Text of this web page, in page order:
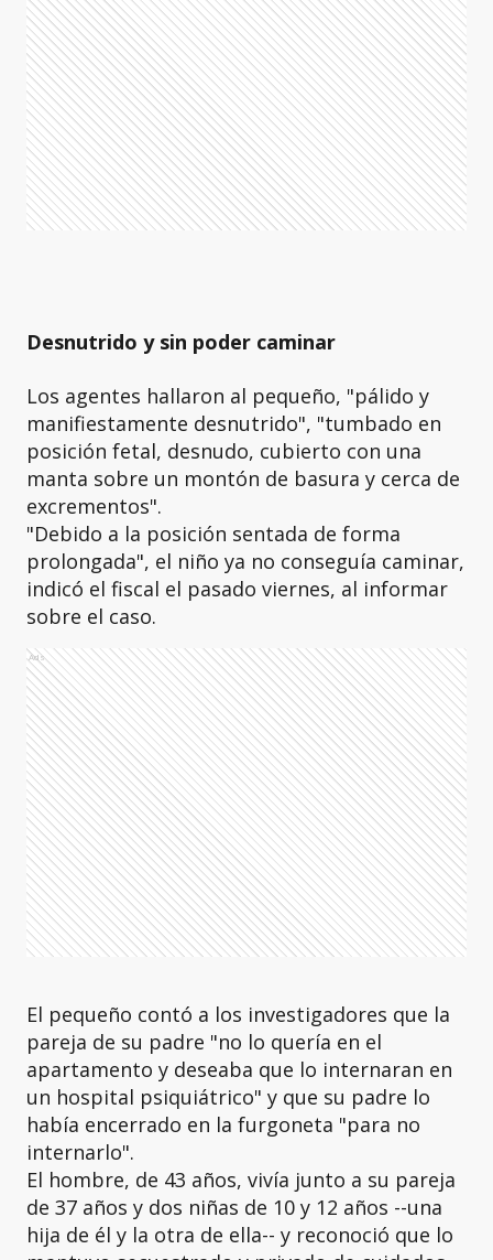
Desnutrido y sin poder caminar
Los agentes hallaron al pequeño, "pálido y
manifiestamente desnutrido", "tumbado en
posición fetal, desnudo, cubierto con una
manta sobre un montón de basura y cerca de
excrementos".
"Debido a la posición sentada de forma
prolongada", el niño ya no conseguía caminar,
indicó el fiscal el pasado viernes, al informar
sobre el caso.
Ads
El pequeño contó a los investigadores que la
pareja de su padre "no lo quería en el
apartamento y deseaba que lo internaran en
un hospital psiquiátrico" y que su padre lo
había encerrado en la furgoneta "para no
internarlo".
El hombre, de 43 años, vivía junto a su pareja
de 37 años y dos niñas de 10 y 12 años --una
hija de él y la otra de ella-- y reconoció que lo